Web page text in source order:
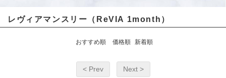
レヴィアマンスリー（ReVIA 1month）
おすすめ順 価格順 新着順
< Prev Next >